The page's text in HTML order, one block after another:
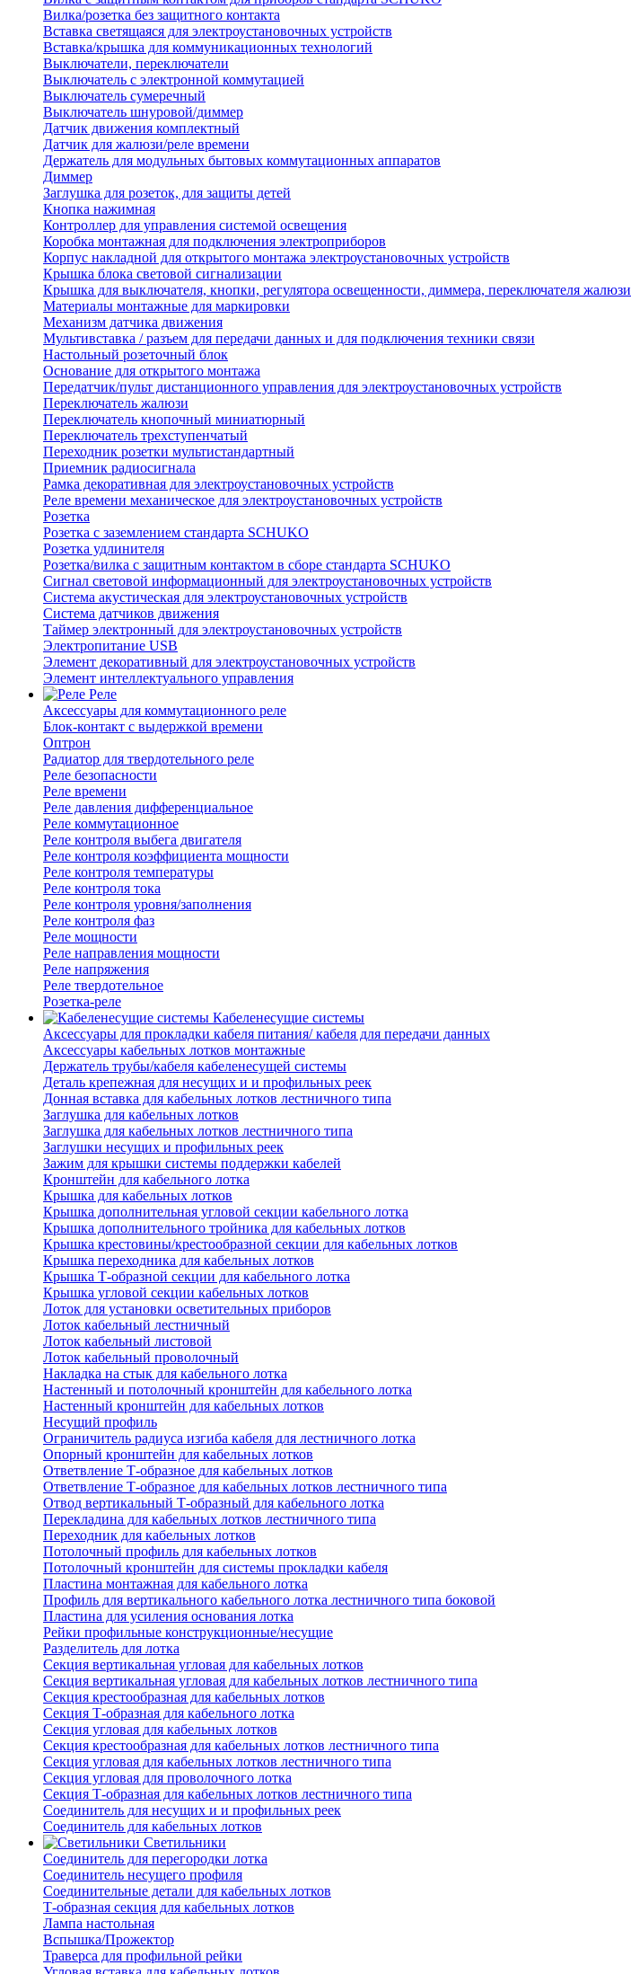
Вилка/розетка без защитного контакта
Вставка светящаяся для электроустановочных устройств
Вставка/крышка для коммуникационных технологий
Выключатели, переключатели
Выключатель с электронной коммутацией
Выключатель сумеречный
Выключатель шнуровой/диммер
Датчик движения комплектный
Датчик для жалюзи/реле времени
Держатель для модульных бытовых коммутационных аппаратов
Диммер
Заглушка для розеток, для защиты детей
Кнопка нажимная
Контроллер для управления системой освещения
Коробка монтажная для подключения электроприборов
Корпус накладной для открытого монтажа электроустановочных устройств
Крышка блока световой сигнализации
Крышка для выключателя, кнопки, регулятора освещенности, диммера, переключателя жалюзи
Материалы монтажные для маркировки
Механизм датчика движения
Мультивставка / разъем для передачи данных и для подключения техники связи
Настольный розеточный блок
Основание для открытого монтажа
Передатчик/пульт дистанционного управления для электроустановочных устройств
Переключатель жалюзи
Переключатель кнопочный миниатюрный
Переключатель трехступенчатый
Переходник розетки мультистандартный
Приемник радиосигнала
Рамка декоративная для электроустановочных устройств
Реле времени механическое для электроустановочных устройств
Розетка
Розетка с заземлением стандарта SCHUKO
Розетка удлинителя
Розетка/вилка с защитным контактом в сборе стандарта SCHUKO
Сигнал световой информационный для электроустановочных устройств
Система акустическая для электроустановочных устройств
Система датчиков движения
Таймер электронный для электроустановочных устройств
Электропитание USB
Элемент декоративный для электроустановочных устройств
Элемент интеллектуального управления
Реле
Аксессуары для коммутационного реле
Блок-контакт с выдержкой времени
Оптрон
Радиатор для твердотельного реле
Реле безопасности
Реле времени
Реле давления дифференциальное
Реле коммутационное
Реле контроля выбега двигателя
Реле контроля коэффициента мощности
Реле контроля температуры
Реле контроля тока
Реле контроля уровня/заполнения
Реле контроля фаз
Реле мощности
Реле направления мощности
Реле напряжения
Реле твердотельное
Розетка-реле
Кабеленесущие системы
Аксессуары для прокладки кабеля питания/ кабеля для передачи данных
Аксессуары кабельных лотков монтажные
Держатель трубы/кабеля кабеленесущей системы
Деталь крепежная для несущих и и профильных реек
Донная вставка для кабельных лотков лестничного типа
Заглушка для кабельных лотков
Заглушка для кабельных лотков лестничного типа
Заглушки несущих и профильных реек
Зажим для крышки системы поддержки кабелей
Кронштейн для кабельного лотка
Крышка для кабельных лотков
Крышка дополнительная угловой секции кабельного лотка
Крышка дополнительного тройника для кабельных лотков
Крышка крестовины/крестообразной секции для кабельных лотков
Крышка переходника для кабельных лотков
Крышка Т-образной секции для кабельного лотка
Крышка угловой секции кабельных лотков
Лоток для установки осветительных приборов
Лоток кабельный лестничный
Лоток кабельный листовой
Лоток кабельный проволочный
Накладка на стык для кабельного лотка
Настенный и потолочный кронштейн для кабельного лотка
Настенный кронштейн для кабельных лотков
Несущий профиль
Ограничитель радиуса изгиба кабеля для лестничного лотка
Опорный кронштейн для кабельных лотков
Ответвление Т-образное для кабельных лотков
Ответвление Т-образное для кабельных лотков лестничного типа
Отвод вертикальный Т-образный для кабельного лотка
Перекладина для кабельных лотков лестничного типа
Переходник для кабельных лотков
Потолочный профиль для кабельных лотков
Потолочный кронштейн для системы прокладки кабеля
Пластина монтажная для кабельного лотка
Профиль для вертикального кабельного лотка лестничного типа боковой
Пластина для усиления основания лотка
Рейки профильные конструкционные/несущие
Разделитель для лотка
Секция вертикальная угловая для кабельных лотков
Секция вертикальная угловая для кабельных лотков лестничного типа
Секция крестообразная для кабельных лотков
Секция Т-образная для кабельного лотка
Секция угловая для кабельных лотков
Секция крестообразная для кабельных лотков лестничного типа
Секция угловая для кабельных лотков лестничного типа
Секция угловая для проволочного лотка
Секция Т-образная для кабельных лотков лестничного типа
Соединитель для несущих и и профильных реек
Соединитель для кабельных лотков
Светильники
Соединитель для перегородки лотка
Соединитель несущего профиля
Соединительные детали для кабельных лотков
Т-образная секция для кабельных лотков
Лампа настольная
Вспышка/Прожектор
Траверса для профильной рейки